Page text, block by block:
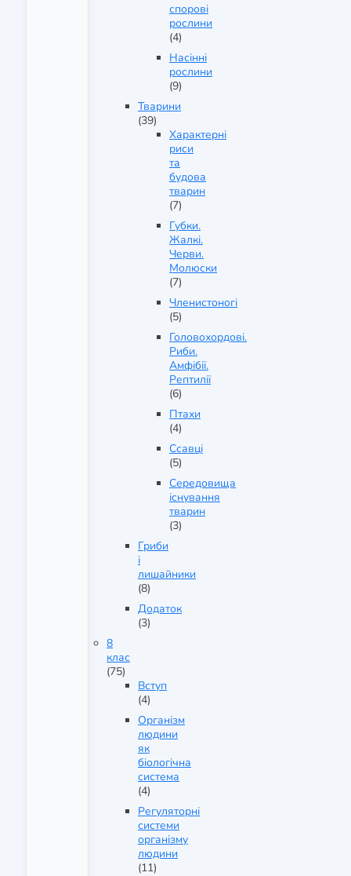
спорові
рослини
(4)
Насінні
рослини
(9)
Тварини
(39)
Характерні
риси
та
будова
тварин
(7)
Губки.
Жалкі.
Черви.
Молюски
(7)
Членистоногі
(5)
Головохордові.
Риби.
Амфібії.
Рептилії
(6)
Птахи
(4)
Ссавці
(5)
Середовища
існування
тварин
(3)
Гриби
і
лишайники
(8)
Додаток
(3)
8
клас
(75)
Вступ
(4)
Організм
людини
як
біологічна
система
(4)
Регуляторні
системи
організму
людини
(11)